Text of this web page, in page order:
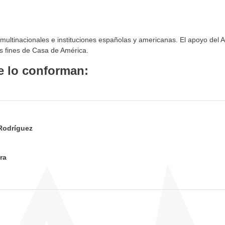
e instituciones españolas y americanas. El apoyo del
de Casa de América.
lo conforman: